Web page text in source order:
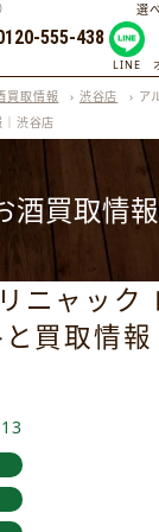
555-438
選
LINE
買取情報 › 渋谷店 › ア
｜渋谷店
酒買取情報
ニャック
買取情